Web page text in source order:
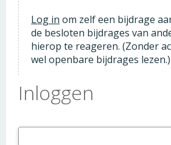
Log in om zelf een bijdrage
de besloten bijdrages van
hierop te reageren. (Zonder
wel openbare bijdrages lezen.)
Inloggen